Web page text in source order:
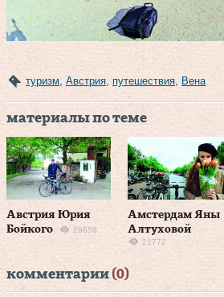
туризм, Австрия, путешествия, Вена
материалы по теме
Австрия Юрия
Бойкого
29658
Амстердам Яны
Алтуховой
21772
комментарии(0)